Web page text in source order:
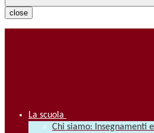
close
La scuola
Chi siamo: Insegnamenti